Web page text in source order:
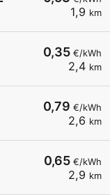
1,9 km
0,35 €/kWh
2,4 km
0,79 €/kWh
2,6 km
0,65 €/kWh
2,9 km